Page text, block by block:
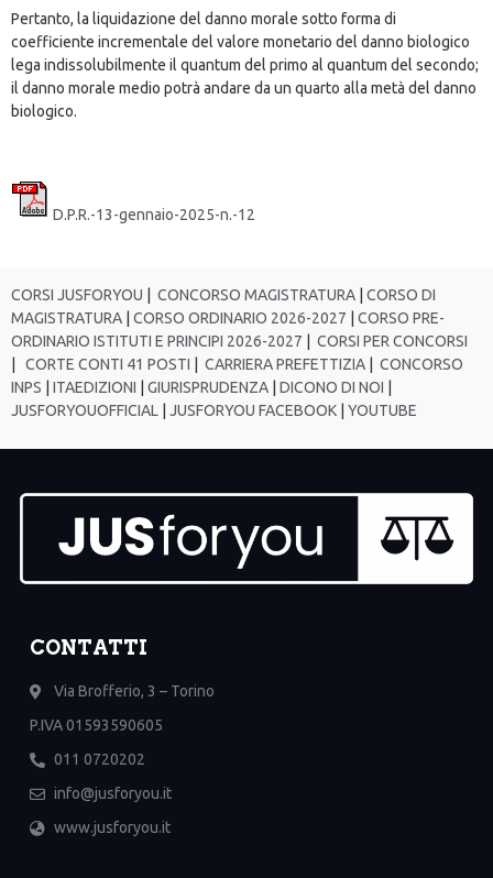
Pertanto, la liquidazione del danno morale sotto forma di
coefficiente incrementale del valore monetario del danno biologico
lega indissolubilmente il quantum del primo al quantum del secondo;
il danno morale medio potrà andare da un quarto alla metà del danno
biologico.
D.P.R.-13-gennaio-2025-n.-12
CORSI JUSFORYOU CONCORSO MAGISTRATURA
CORSO DI
MAGISTRATURA
CORSO ORDINARIO 2026-2027
CORSO PRE-
ORDINARIO ISTITUTI E PRINCIPI 2026-2027
CORSI PER CONCORSI
CORTE CONTI 41 POSTI CARRIERA PREFETTIZIA
CONCORSO
INPS
ITAEDIZIONI GIURISPRUDENZA DICONO DI NOI
JUSFORYOUOFFICIAL
JUSFORYOU FACEBOOK YOUTUBE
CONTATTI
Via Brofferio, 3 – Torino
P.IVA 01593590605
011 0720202
info@jusforyou.it
www.jusforyou.it